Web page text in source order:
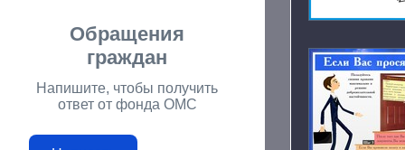
Обращения
граждан
Напишите, чтобы получить
ответ от фонда ОМС